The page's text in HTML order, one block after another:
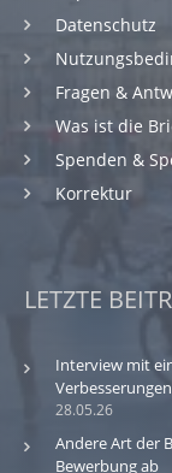
Datenschutz
Fragen &
Was ist die
Spenden &
Korrektur
LETZTE
28.05.26
Interview mit
Verbesserungen
Andere Art der
Bewerbung ab